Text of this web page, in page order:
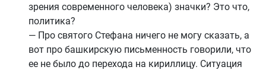
зрения современного человека) значки? Это что,
политика?
— Про святого Стефана ничего не могу сказать, а
вот про башкирскую письменность говорили, что
ее не было до перехода на кириллицу. Ситуация